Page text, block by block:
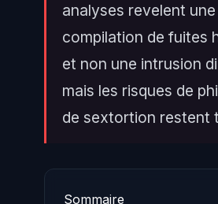
analyses revelent une
compilation de fuites
et non une intrusion
mais les risques de
de sextortion restent
Sommaire